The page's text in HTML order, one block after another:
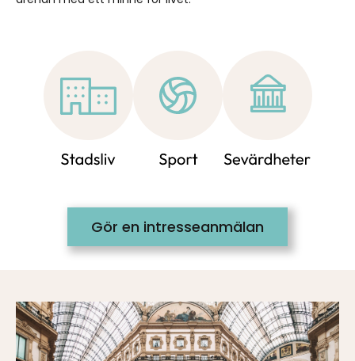
Gör en intresseanmälan